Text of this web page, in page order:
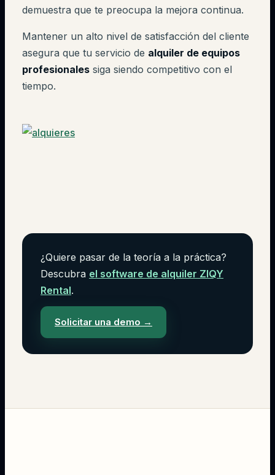
demuestra que te preocupa la mejora continua.
Mantener un alto nivel de satisfacción del cliente
asegura que tu servicio de alquiler de equipos
profesionales siga siendo competitivo con el
tiempo.
¿Quiere pasar de la teoría a la práctica?
Descubra el software de alquiler ZIQY
Rental.
Solicitar una demo →